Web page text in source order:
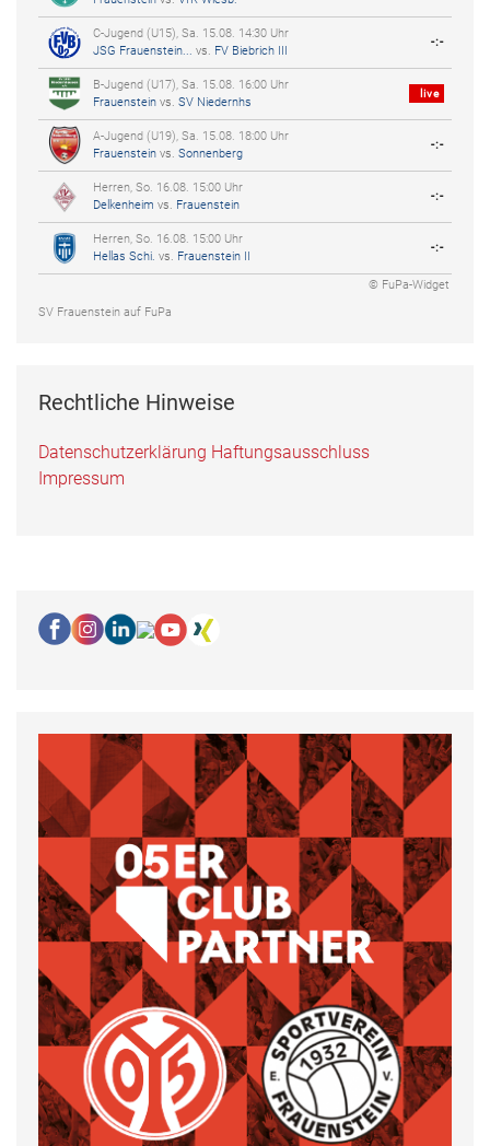
C-Jugend (U15), Sa. 15.08. 14:30 Uhr
JSG Frauenstein... vs. FV Biebrich III
-:-
B-Jugend (U17), Sa. 15.08. 16:00 Uhr
Frauenstein vs. SV Niedernhs
live
A-Jugend (U19), Sa. 15.08. 18:00 Uhr
Frauenstein vs. Sonnenberg
-:-
Herren, So. 16.08. 15:00 Uhr
Delkenheim vs. Frauenstein
-:-
Herren, So. 16.08. 15:00 Uhr
Hellas Schi. vs. Frauenstein II
-:-
© FuPa-Widget
SV Frauenstein auf FuPa
Rechtliche Hinweise
Datenschutzerklärung Haftungsausschluss
Impressum